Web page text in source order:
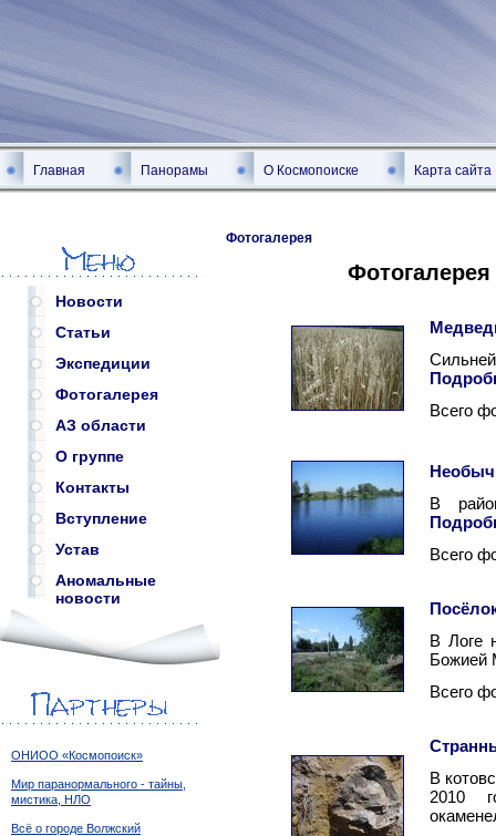
Главная Панорамы О Космопоиске Карта сайта
Новости
Статьи
Экспедиции
Фотогалерея
АЗ области
О группе
Контакты
Вступление
Устав
Аномальные
новости
ОНИОО «Космопоиск»
Мир паранормального - тайны,
мистика, НЛО
Всё о городе Волжский
Фотогалерея
Всего
В
Всего
В Логе
Божией
Всего
В
2010